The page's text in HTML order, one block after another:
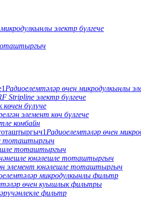
электр бүлгече
Радиоелемтәләр өчен микродулкынлы
Stripline электр бүлгече
бүлүче
элемент көч бүлгече
комбайн
Радиоелемтәләр өчен
тоташтыргыч
тоташтыргыч
юнәлешле тоташтыргыч
элемент юнәлешле тоташтыргыч
микродулкынлы фильтр
өчен куышлык фильтры
фильтр